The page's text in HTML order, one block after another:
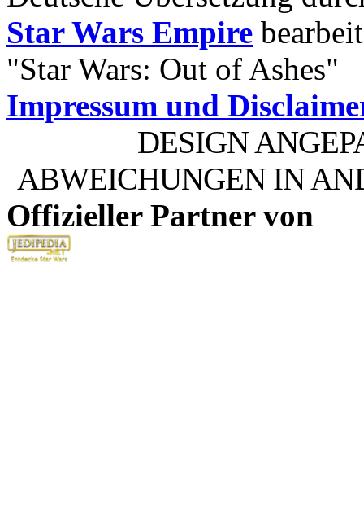
Star Wars Empire
"Star Wars: Out of Ashes"
Impressum und
DESIGN
ABWEICHUNGEN IN
Offizieller Partner von